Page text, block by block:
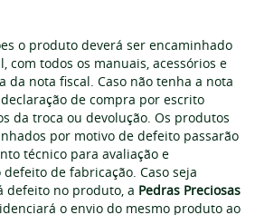
o produto deverá ser encaminhado
com todos os manuais, acessórios e
da nota fiscal. Caso não tenha a nota
de compra por escrito
da troca ou devolução. Os produtos
por motivo de defeito passarão
técnico para avaliação e
de fabricação. Caso seja
defeito no produto, a Pedras Preciosas
o envio do mesmo produto ao